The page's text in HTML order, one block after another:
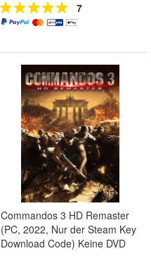
7
Commandos 3 HD Remaster
(PC, 2022, Nur der Steam Key
Download Code) Keine DVD